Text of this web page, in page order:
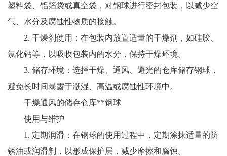
塑料袋、铝箔袋或真空袋，对钢球进行密封包装，以减少空
气、水分及腐蚀性物质的接触。
2. 干燥剂使用：在包装内放置适量的干燥剂，如硅胶、
氯化钙等，以吸收包装内的水分，保持干燥环境。
3. 储存环境：选择干燥、通风、避光的仓库储存钢球，
避免长时间暴露于潮湿、高温或腐蚀性环境中。
干燥通风的储存仓库**钢球
使用与维护
1. 定期润滑：在钢球的使用过程中，定期涂抹适量的防
锈油或润滑剂，以形成保护层，减少摩擦和腐蚀。